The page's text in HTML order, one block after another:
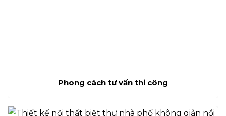
Phong cách tư vấn thi công